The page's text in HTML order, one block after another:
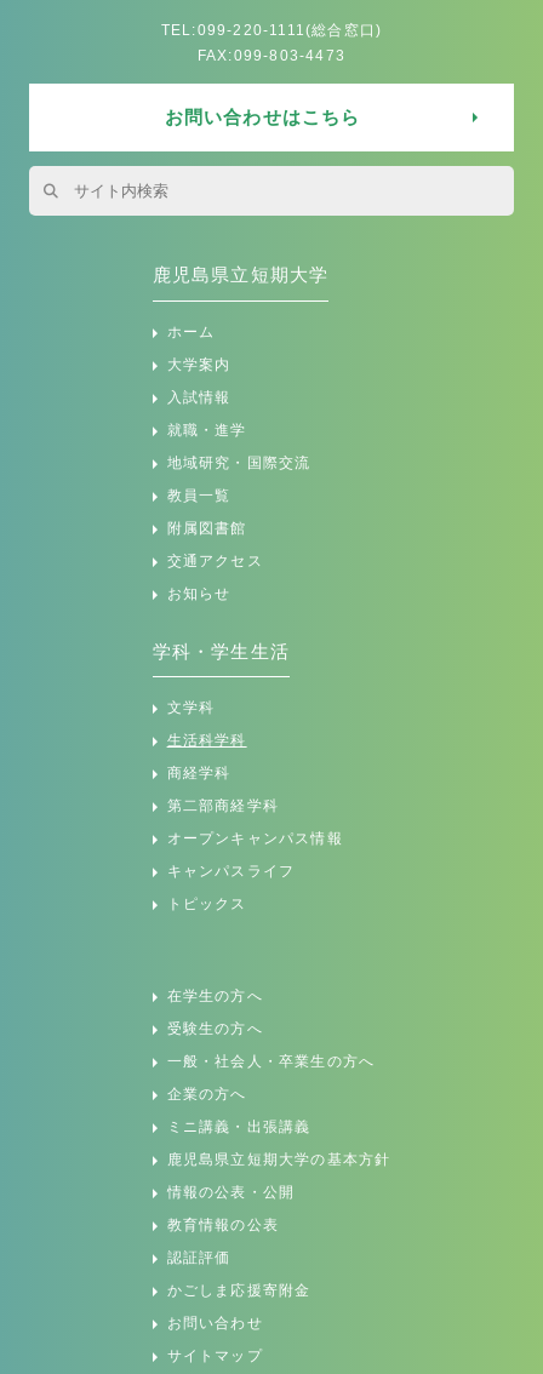
TEL:099-220-1111(総合窓口)
FAX:099-803-4473
お問い合わせはこちら
鹿児島県立短期大学
ホーム
大学案内
入試情報
就職・進学
地域研究・国際交流
教員一覧
附属図書館
交通アクセス
お知らせ
学科・学生生活
文学科
生活科学科
商経学科
第二部商経学科
オープンキャンパス情報
キャンパスライフ
トピックス
在学生の方へ
受験生の方へ
一般・社会人・卒業生の方へ
企業の方へ
ミニ講義・出張講義
鹿児島県立短期大学の基本方針
情報の公表・公開
教育情報の公表
認証評価
かごしま応援寄附金
お問い合わせ
サイトマップ